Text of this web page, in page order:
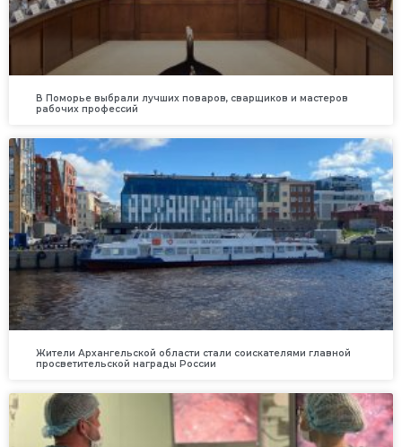
В Поморье выбрали лучших поваров, сварщиков и мастеров
рабочих профессий
Жители Архангельской области стали соискателями главной
просветительской награды России